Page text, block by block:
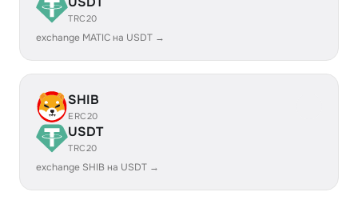
TRC20
exchange MATIC на USDT →
SHIB
ERC20
USDT
TRC20
exchange SHIB на USDT →